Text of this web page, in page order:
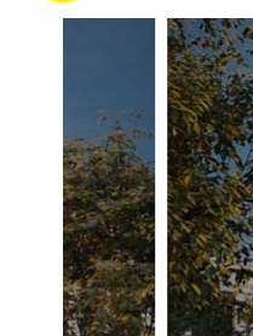
Кондиционирование
Вентиляция
Отопление
Лифты